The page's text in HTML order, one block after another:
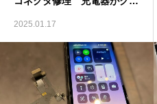
2025.01.17